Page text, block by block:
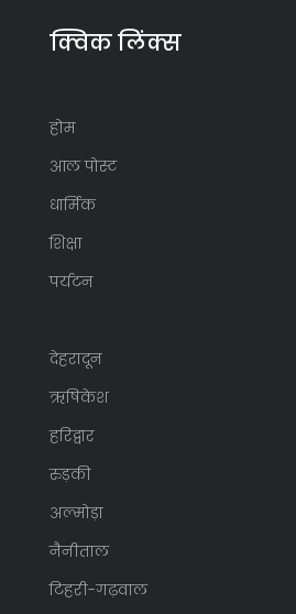
क्विक लिंक्स
होम
आल पोस्ट
धार्मिक
शिक्षा
पर्यटन
देहरादून
ऋषिकेश
हरिद्वार
रुड़की
अल्मोड़ा
नैनीताल
टिहरी-गढ़वाल